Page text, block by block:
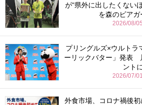
が“県外に出したくない
を森のビア
2026/08/
プリングルズ×ウルトラ
ーリックバター」発表
ント
2026/07/
外食市場、コロナ禍後